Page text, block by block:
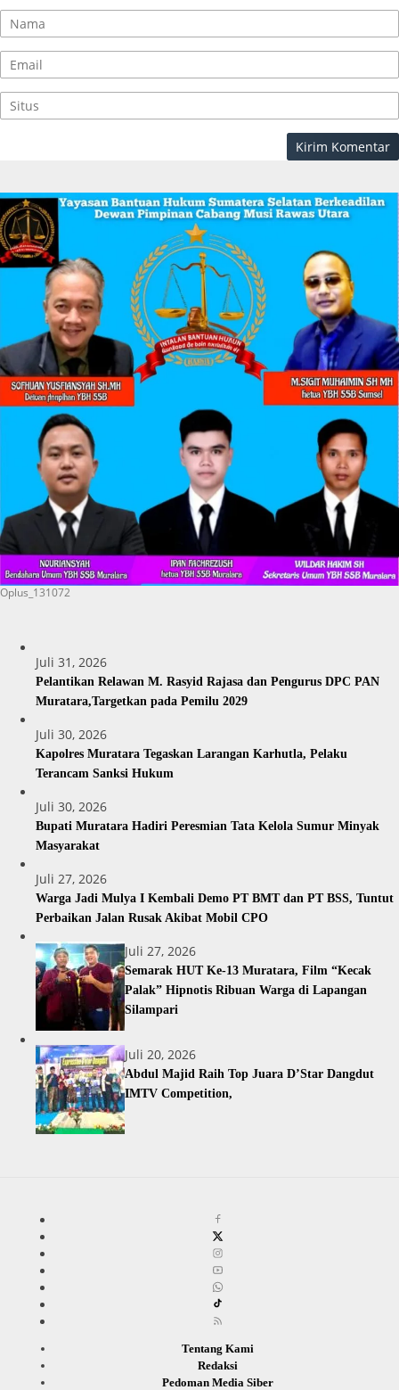
Oplus_131072
Juli 31, 2026
Pelantikan Relawan M. Rasyid Rajasa dan Pengurus DPC PAN
Muratara,Targetkan pada Pemilu 2029
Juli 30, 2026
Kapolres Muratara Tegaskan Larangan Karhutla, Pelaku
Terancam Sanksi Hukum
Juli 30, 2026
Bupati Muratara Hadiri Peresmian Tata Kelola Sumur Minyak
Masyarakat
Juli 27, 2026
Warga Jadi Mulya I Kembali Demo PT BMT dan PT BSS, Tuntut
Perbaikan Jalan Rusak Akibat Mobil CPO
Juli 27, 2026
Semarak HUT Ke-13 Muratara, Film “Kecak
Palak” Hipnotis Ribuan Warga di Lapangan
Silampari
Juli 20, 2026
Abdul Majid Raih Top Juara D’Star Dangdut
IMTV Competition,
Tentang Kami
Redaksi
Pedoman Media Siber